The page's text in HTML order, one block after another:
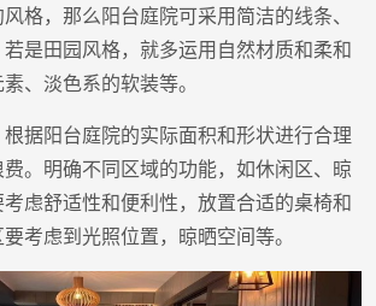
格，那么阳台庭院可采用简洁的线条、
是田园风格，就多运用自然材质和柔和
、淡色系的软装等。
据阳台庭院的实际面积和形状进行合理
。明确不同区域的功能，如休闲区、晾
虑舒适性和便利性，放置合适的桌椅和
考虑到光照位置，晾晒空间等。